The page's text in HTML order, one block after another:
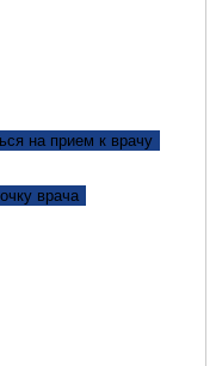
на прием к врачу
врача